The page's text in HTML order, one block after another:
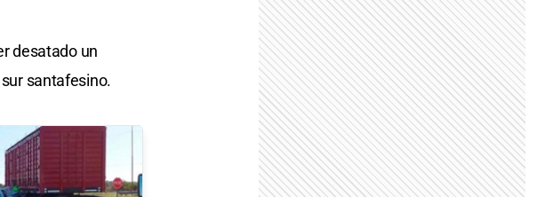
desatado un
santafesino.